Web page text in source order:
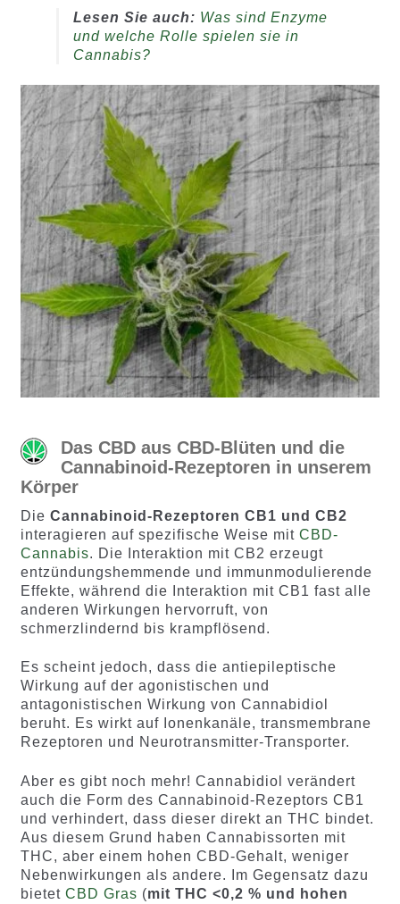
Lesen Sie auch: Was sind Enzyme
und welche Rolle spielen sie in
Cannabis?
Das CBD aus CBD-Blüten und die
Cannabinoid-Rezeptoren in unserem
Körper
Die Cannabinoid-Rezeptoren CB1 und CB2
interagieren auf spezifische Weise mit CBD-
Cannabis. Die Interaktion mit CB2 erzeugt
entzündungshemmende und immunmodulierende
Effekte, während die Interaktion mit CB1 fast alle
anderen Wirkungen hervorruft, von
schmerzlindernd bis krampflösend.
Es scheint jedoch, dass die antiepileptische
Wirkung auf der agonistischen und
antagonistischen Wirkung von Cannabidiol
beruht. Es wirkt auf Ionenkanäle, transmembrane
Rezeptoren und Neurotransmitter-Transporter.
Aber es gibt noch mehr! Cannabidiol verändert
auch die Form des Cannabinoid-Rezeptors CB1
und verhindert, dass dieser direkt an THC bindet.
Aus diesem Grund haben Cannabissorten mit
THC, aber einem hohen CBD-Gehalt, weniger
Nebenwirkungen als andere. Im Gegensatz dazu
bietet CBD Gras (mit THC <0,2 % und hohen